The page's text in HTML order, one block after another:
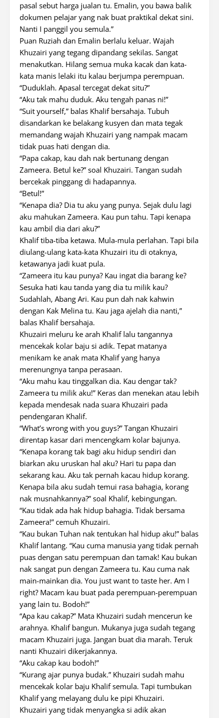
pasal sebut harga jualan tu. Emalin, you bawa balik
dokumen pelajar yang nak buat praktikal dekat sini.
Nanti I panggil you semula.”
Puan Ruziah dan Emalin berlalu keluar. Wajah
Khuzairi yang tegang dipandang sekilas. Sangat
menakutkan. Hilang semua muka kacak dan kata-
kata manis lelaki itu kalau berjumpa perempuan.
“Duduklah. Apasal tercegat dekat situ?”
“Aku tak mahu duduk. Aku tengah panas ni!”
“Suit yourself,” balas Khalif bersahaja. Tubuh
disandarkan ke belakang kusyen dan mata tegak
memandang wajah Khuzairi yang nampak macam
tidak puas hati dengan dia.
“Papa cakap, kau dah nak bertunang dengan
Zameera. Betul ke?” soal Khuzairi. Tangan sudah
bercekak pinggang di hadapannya.
“Betul!”
“Kenapa dia? Dia tu aku yang punya. Sejak dulu lagi
aku mahukan Zameera. Kau pun tahu. Tapi kenapa
kau ambil dia dari aku?”
Khalif tiba-tiba ketawa. Mula-mula perlahan. Tapi bila
diulang-ulang kata-kata Khuzairi itu di otaknya,
ketawanya jadi kuat pula.
“Zameera itu kau punya? Kau ingat dia barang ke?
Sesuka hati kau tanda yang dia tu milik kau?
Sudahlah, Abang Ari. Kau pun dah nak kahwin
dengan Kak Melina tu. Kau jaga ajelah dia nanti,”
balas Khalif bersahaja.
Khuzairi meluru ke arah Khalif lalu tangannya
mencekak kolar baju si adik. Tepat matanya
menikam ke anak mata Khalif yang hanya
merenungnya tanpa perasaan.
“Aku mahu kau tinggalkan dia. Kau dengar tak?
Zameera tu milik aku!” Keras dan menekan atau lebih
kepada mendesak nada suara Khuzairi pada
pendengaran Khalif.
“What’s wrong with you guys?” Tangan Khuzairi
direntap kasar dari mencengkam kolar bajunya.
“Kenapa korang tak bagi aku hidup sendiri dan
biarkan aku uruskan hal aku? Hari tu papa dan
sekarang kau. Aku tak pernah kacau hidup korang.
Kenapa bila aku sudah temui rasa bahagia, korang
nak musnahkannya?” soal Khalif, kebingungan.
“Kau tidak ada hak hidup bahagia. Tidak bersama
Zameera!” cemuh Khuzairi.
“Kau bukan Tuhan nak tentukan hal hidup aku!” balas
Khalif lantang. “Kau cuma manusia yang tidak pernah
puas dengan satu perempuan dan tamak! Kau bukan
nak sangat pun dengan Zameera tu. Kau cuma nak
main-mainkan dia. You just want to taste her. Am I
right? Macam kau buat pada perempuan-perempuan
yang lain tu. Bodoh!”
“Apa kau cakap?” Mata Khuzairi sudah mencerun ke
arahnya. Khalif bangun. Mukanya juga sudah tegang
macam Khuzairi juga. Jangan buat dia marah. Teruk
nanti Khuzairi dikerjakannya.
“Aku cakap kau bodoh!”
“Kurang ajar punya budak.” Khuzairi sudah mahu
mencekak kolar baju Khalif semula. Tapi tumbukan
Khalif yang melayang dulu ke pipi Khuzairi.
Khuzairi yang tidak menyangka si adik akan